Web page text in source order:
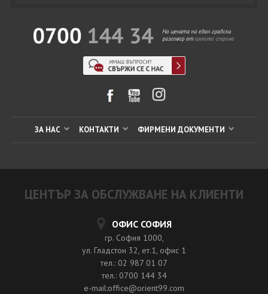
ЗА НАС КОНТАКТИ ФИРМЕНИ ДОКУМЕНТИ
ЦЕНТЪР ЗА ОБСЛУЖВАНЕ НА КЛИЕНТИ
ОФИС СОФИЯ
гр. София 1000,
ул. Гладстон 32, ет.1, офис 1
тел.: 02 987 01 07
тел.: 0700 144 34
e-mail:office@orient99.com